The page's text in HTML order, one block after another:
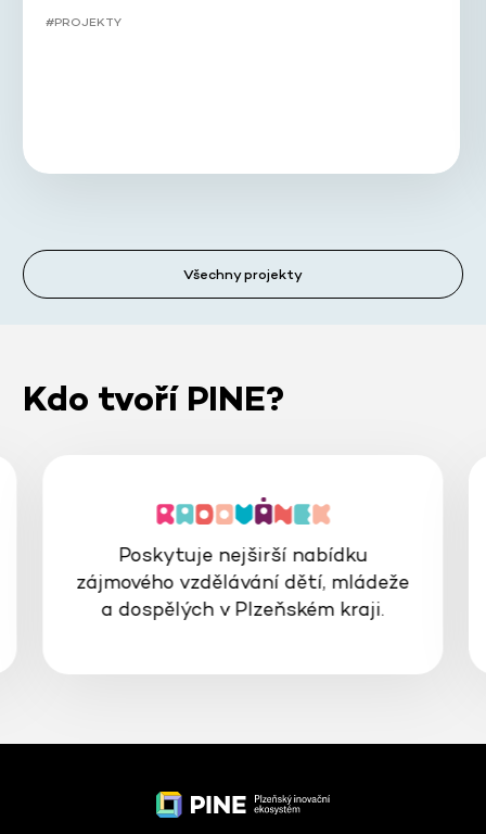
#PROJEKTY
Všechny projekty
Kdo tvoří PINE?
Poskytuje nejširší nabídku
zájmového vzdělávání dětí, mládeže
a dospělých v Plzeňském kraji.